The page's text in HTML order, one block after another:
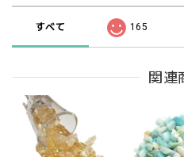
すべて 165
関連